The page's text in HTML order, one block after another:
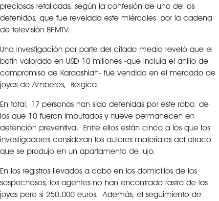
preciosas retalladas, según la confesión de uno de los
detenidos, que fue revelada este miércoles por la cadena
de televisión BFMTV.
Una investigación por parte del citado medio reveló que el
botín valorado en USD 10 millones -que incluía el anillo de
compromiso de Kardashian- fue vendido en el mercado de
joyas de Amberes, Bélgica.
En total, 17 personas han sido detenidas por este robo, de
los que 10 fueron imputados y nueve permanecen en
detención preventiva. Entre ellos están cinco a los que los
investigadores consideran los autores materiales del atraco
que se produjo en un apartamento de lujo.
En los registros llevados a cabo en los domicilios de los
sospechosos, los agentes no han encontrado rastro de las
joyas pero sí 250.000 euros. Además, el seguimiento de